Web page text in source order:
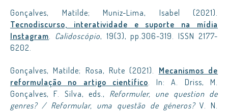
Gonçalves, Matilde; Muniz-Lima, Isabel (2021).
Tecnodiscurso, interatividade e suporte na mídia
Instagram. Calidoscópio, 19(3), pp.306-319. ISSN 2177-
6202.
Gonçalves, Matilde; Rosa, Rute (2021). Mecanismos de
reformulação no artigo científico. In: A. Driss, M.
Gonçalves, F. Silva, eds., Reformuler, une question de
genres? / Reformular, uma questão de géneros?V. N.